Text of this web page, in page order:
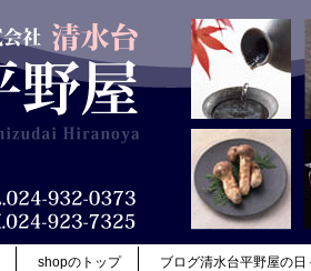
shopのトップ ブログ清水台平野屋の日